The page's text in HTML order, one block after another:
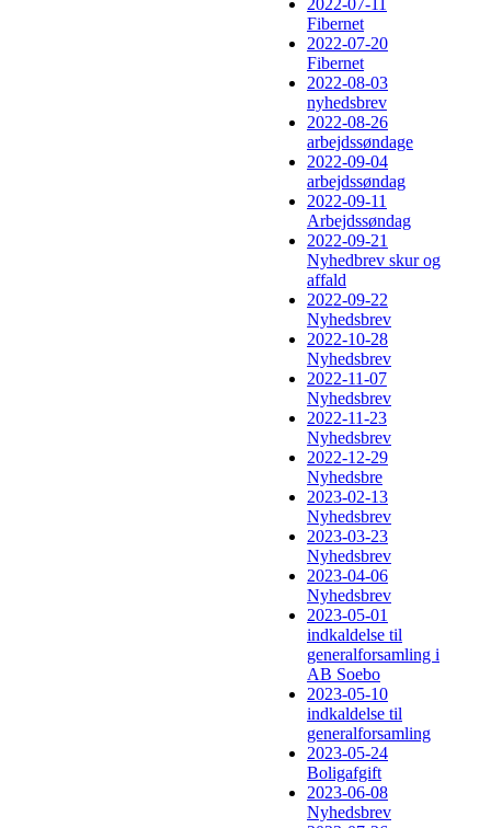
Fibernet
2022-07-20
Fibernet
2022-08-03
nyhedsbrev
2022-08-26
arbejdssøndage
2022-09-04
arbejdssøndag
2022-09-11
Arbejdssøndag
2022-09-21
Nyhedbrev skur og
affald
2022-09-22
Nyhedsbrev
2022-10-28
Nyhedsbrev
2022-11-07
Nyhedsbrev
2022-11-23
Nyhedsbrev
2022-12-29
Nyhedsbre
2023-02-13
Nyhedsbrev
2023-03-23
Nyhedsbrev
2023-04-06
Nyhedsbrev
2023-05-01
indkaldelse til
generalforsamling i
AB Soebo
2023-05-10
indkaldelse til
generalforsamling
2023-05-24
Boligafgift
2023-06-08
Nyhedsbrev